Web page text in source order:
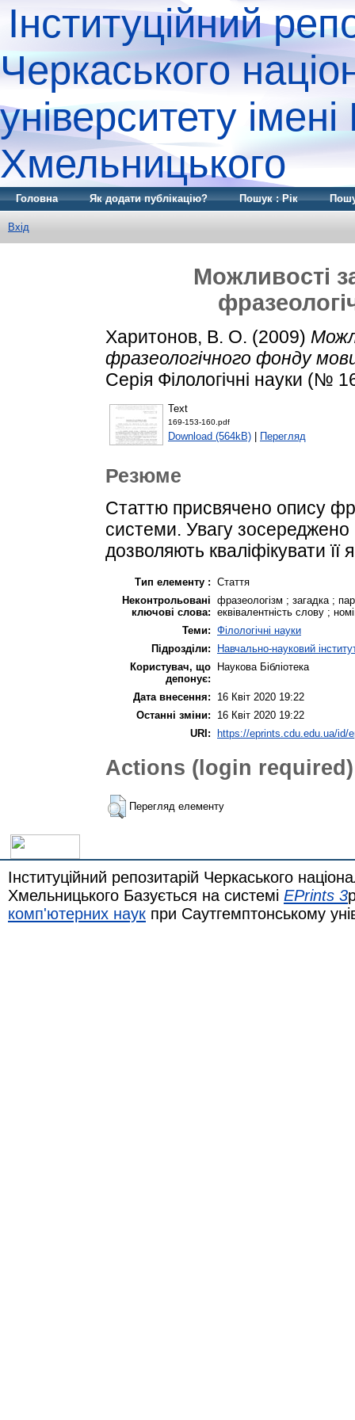
Інституційний
Черкаського
університету
Хмельницького
Головна Як додати публікацію? Пошук : Рік
Вхід
Можливості
Харитонов, В. О. (2009)
фразеологічного фонду
Серія Філологічні науки (№
Text
169-153-160.pdf
Download (564kB) Перегляд
Резюме
Статтю присвячено опису
системи. Увагу зосереджено
дозволяють кваліфікувати
Тип елементу : Стаття
Неконтрольовані
ключові слова:
фразеологізм ; загадка ;
еквівалентність слову ;
Теми: Філологічні науки
Підрозділи:
Навчально-науковий
Користувач, що
депонує:
Наукова Бібліотека
Дата внесення:
16 Квіт 2020 19:22
Останні зміни:
16 Квіт 2020 19:22
URI: https://eprints.cdu.edu.ua/id/
Actions (login required)
Перегляд елементу
Інституційний репозитарій Черкаського
Хмельницького Базується на системі EPrints 3
комп'ютерних наук при Саутгемптонському